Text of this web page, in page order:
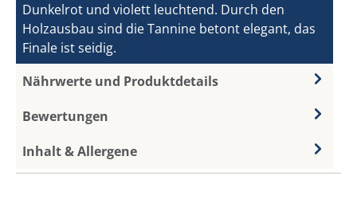
Dunkelrot und violett leuchtend. Durch den
Holzausbau sind die Tannine betont elegant, das
Finale ist seidig.
Nährwerte und Produktdetails
Bewertungen
Inhalt & Allergene